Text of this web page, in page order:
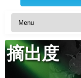
摘出度